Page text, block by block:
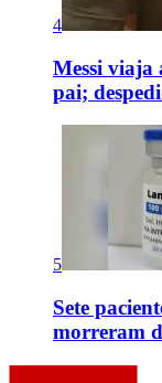
4
Messi viaja
pai;
5
Sete
morreram